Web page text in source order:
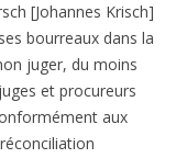
[Johannes Krisch]
bourreaux dans la
juger, du moins
et procureurs
aux